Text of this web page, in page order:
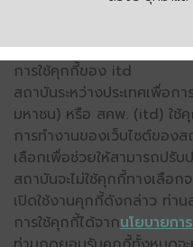
การใช้คุกกี้ของ itd
สถาบันระหว่างประเทศเพื่อ
มหาชน) หรือ สคพ. (itd) ใช้
การทำงานของเว็บไซต์ของ
เลือกเพื่อช่วยให้สามารถปรั
สถาบันจะไม่ใช้คุกกี้ทางเลือ
เปิดใช้งานคุกกี้ดังกล่าว ท่า
การใช้คุกกี้ได้จากนโยบายกา